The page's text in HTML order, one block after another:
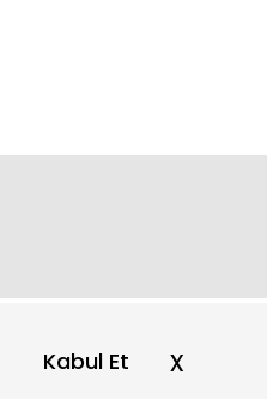
Kabul Et x